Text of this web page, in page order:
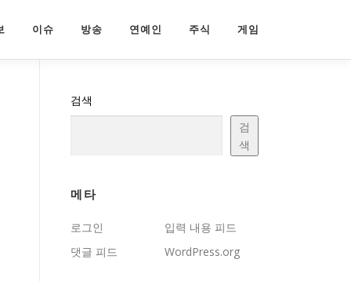
이슈 방송 연예인 주식 게임
검색
검
색
메타
로그인
입력 내용 피드
댓글 피드
WordPress.org